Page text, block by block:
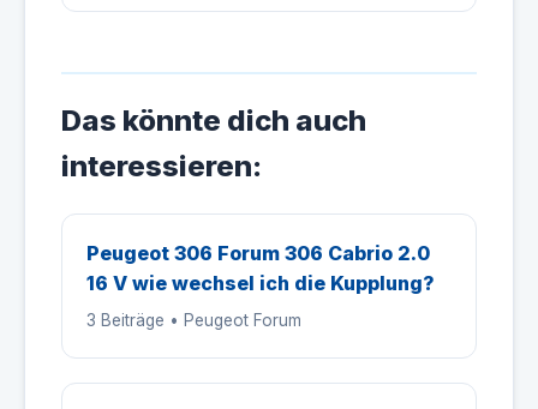
Das könnte dich auch
interessieren:
Peugeot 306 Forum 306 Cabrio 2.0
16 V wie wechsel ich die Kupplung?
3 Beiträge • Peugeot Forum